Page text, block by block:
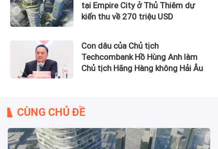
tại Empire City ở Thủ Thiêm dự
kiến thu về 270 triệu USD
Con dâu của Chủ tịch
Techcombank Hồ Hùng Anh làm
Chủ tịch Hãng Hàng không Hải Âu
CÙNG CHỦ ĐỀ